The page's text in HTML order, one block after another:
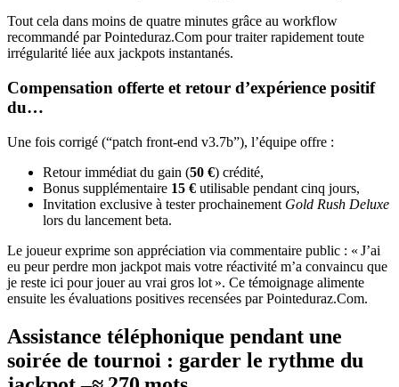
Tout cela dans moins de quatre minutes grâce au workflow
recommandé par Pointeduraz.Com pour traiter rapidement toute
irrégularité liée aux jackpots instantanés.
Compensation offerte et retour d’expérience positif
du…
Une fois corrigé (“patch front‑end v3.7b”), l’équipe offre :
Retour immédiat du gain (50 €) crédité,
Bonus supplémentaire 15 € utilisable pendant cinq jours,
Invitation exclusive à tester prochainement Gold Rush Deluxe
lors du lancement beta.
Le joueur exprime son appréciation via commentaire public : « J’ai
eu peur perdre mon jackpot mais votre réactivité m’a convaincu que
je reste ici pour jouer au vrai gros lot ». Ce témoignage alimente
ensuite les évaluations positives recensées par Pointeduraz.Com.
Assistance téléphonique pendant une
soirée de tournoi : garder le rythme du